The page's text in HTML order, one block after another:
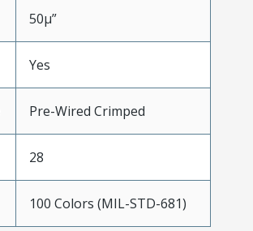
50µ”
Yes
Pre-Wired Crimped
28
100 Colors (MIL-STD-681)